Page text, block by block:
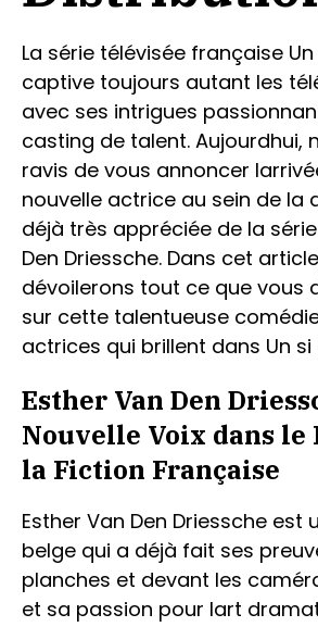
La série télévisée française
captive toujours autant les
avec ses intrigues
casting de talent. Aujourdhui,
ravis de vous annoncer
nouvelle actrice au sein de la
déjà très appréciée de la série
Den Driessche. Dans cet
dévoilerons tout ce que vous
sur cette talentueuse
actrices qui brillent dans Un si
Esther Van Den
Nouvelle Voix dans le
la Fiction Française
Esther Van Den Driessche est
belge qui a déjà fait ses
planches et devant les
et sa passion pour lart